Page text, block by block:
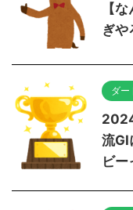
【
ぎや
ダー
流GI
ビー